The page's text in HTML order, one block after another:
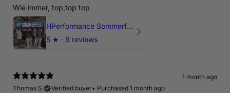
Wie immer, top,top top
HPerformance Sommerfest 2026
5 ★ · 9 reviews
1 month ago
Thomas S.
Verified buyer• Purchased 1 month ago